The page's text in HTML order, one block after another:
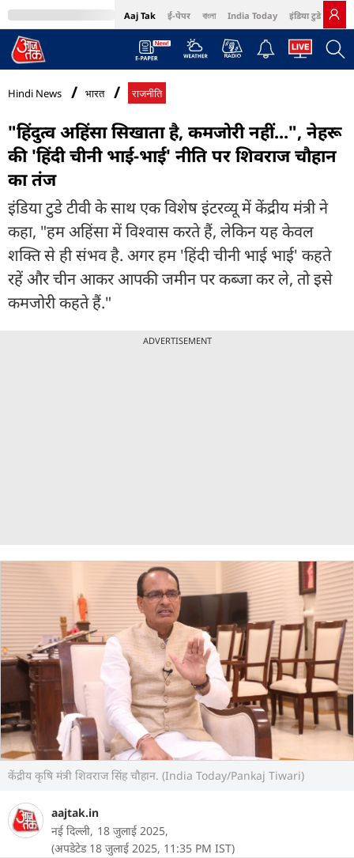
Aaj Tak ई-पेपर বাংলা India Today इंडिया टुडे हिंदी
MumbaiTak Cosmopolitan Harper's Bazaar Northeast
Hindi News भारत राजनीति
"हिंदुत्व अहिंसा सिखाता है, कमजोरी नहीं...", नेहरू
की 'हिंदी चीनी भाई-भाई' नीति पर शिवराज चौहान
का तंज
इंडिया टुडे टीवी के साथ एक विशेष इंटरव्यू में केंद्रीय मंत्री ने
कहा, "हम अहिंसा में विश्वास करते हैं, लेकिन यह केवल
शक्ति से ही संभव है. अगर हम 'हिंदी चीनी भाई भाई' कहते
रहें और चीन आकर आपकी जमीन पर कब्जा कर ले, तो इसे
कमजोरी कहते हैं."
ADVERTISEMENT
केंद्रीय कृषि मंत्री शिवराज सिंह चौहान. (India Today/Pankaj Tiwari)
aajtak.in
नई दिल्ली, 18 जुलाई 2025,
(अपडेटेड 18 जुलाई 2025, 11:35 PM IST)